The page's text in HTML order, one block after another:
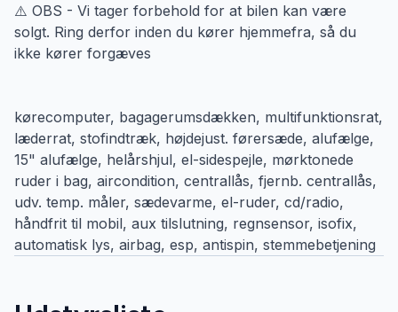
⚠️ OBS - Vi tager forbehold for at bilen kan være
solgt. Ring derfor inden du kører hjemmefra, så du
ikke kører forgæves
kørecomputer, bagagerumsdækken, multifunktionsrat,
læderrat, stofindtræk, højdejust. førersæde, alufælge,
15" alufælge, helårshjul, el-sidespejle, mørktonede
ruder i bag, aircondition, centrallås, fjernb. centrallås,
udv. temp. måler, sædevarme, el-ruder, cd/radio,
håndfrit til mobil, aux tilslutning, regnsensor, isofix,
automatisk lys, airbag, esp, antispin, stemmebetjening